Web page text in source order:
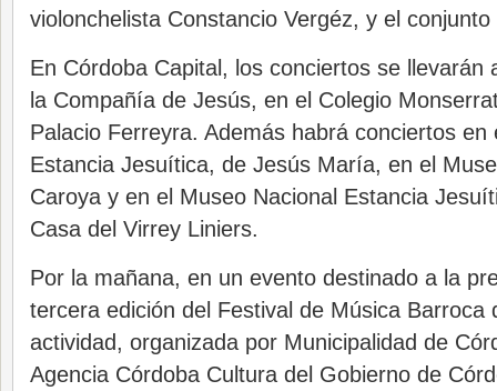
violonchelista Constancio Vergéz, y el
En Córdoba Capital, los conciertos se llevarán
la Compañía de Jesús, en el Colegio
Palacio Ferreyra. Además habrá conciertos en
Estancia Jesuítica, de Jesús María, en el
Caroya y en el Museo Nacional Estancia
Casa del Virrey Liniers.
Por la mañana, en un evento destinado a la
tercera edición del Festival de Música Barroca
actividad, organizada por Municipalidad de
Agencia Córdoba Cultura del Gobierno de